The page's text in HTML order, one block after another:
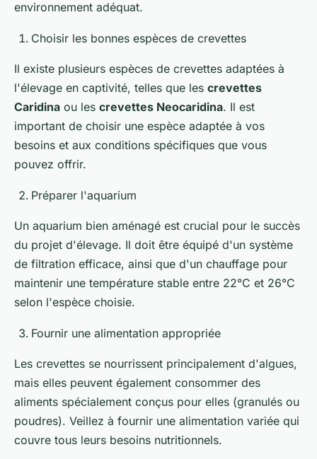
environnement adéquat.
Choisir les bonnes espèces de crevettes
Il existe plusieurs espèces de crevettes adaptées à
l'élevage en captivité, telles que les crevettes
Caridina ou les crevettes Neocaridina. Il est
important de choisir une espèce adaptée à vos
besoins et aux conditions spécifiques que vous
pouvez offrir.
Préparer l'aquarium
Un aquarium bien aménagé est crucial pour le succès
du projet d'élevage. Il doit être équipé d'un système
de filtration efficace, ainsi que d'un chauffage pour
maintenir une température stable entre 22°C et 26°C
selon l'espèce choisie.
Fournir une alimentation appropriée
Les crevettes se nourrissent principalement d'algues,
mais elles peuvent également consommer des
aliments spécialement conçus pour elles (granulés ou
poudres). Veillez à fournir une alimentation variée qui
couvre tous leurs besoins nutritionnels.